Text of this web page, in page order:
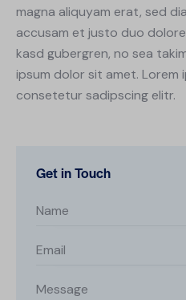
magna aliquyam erat, sed
accusam et justo duo
kasd gubergren, no sea
ipsum dolor sit amet. Lorem
consetetur sadipscing elitr.
Get in Touch